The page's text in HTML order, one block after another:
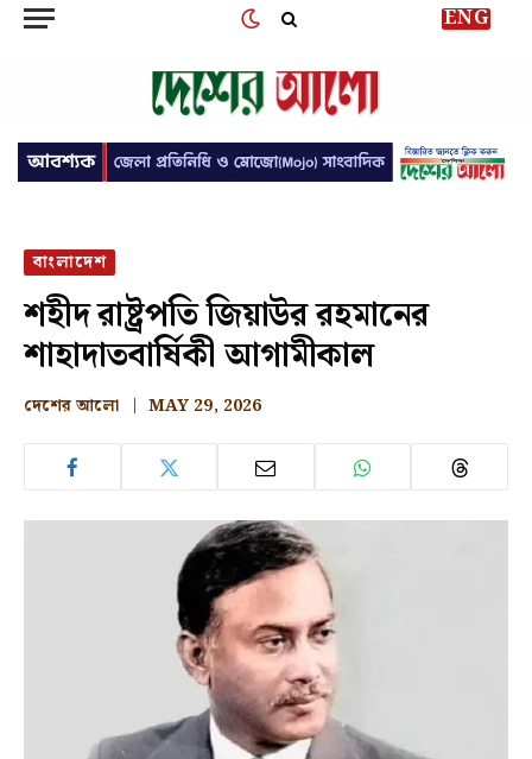
ENG
বাংলাদেশ
শহীদ রাষ্ট্রপতি জিয়াউর রহমানের
শাহাদাতবার্ষিকী আগামীকাল
দেশের আলো MAY 29, 2026